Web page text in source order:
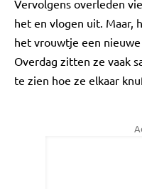
Vervolgens overleden
het en vlogen uit. Maar,
het vrouwtje een
Overdag zitten ze vaak
te zien hoe ze elkaar